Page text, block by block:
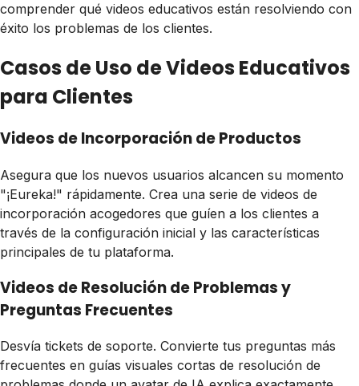
comprender qué videos educativos están resolviendo con
éxito los problemas de los clientes.
Casos de Uso de Videos Educativos
para Clientes
Videos de Incorporación de Productos
Asegura que los nuevos usuarios alcancen su momento
"¡Eureka!" rápidamente. Crea una serie de videos de
incorporación acogedores que guíen a los clientes a
través de la configuración inicial y las características
principales de tu plataforma.
Videos de Resolución de Problemas y
Preguntas Frecuentes
Desvía tickets de soporte. Convierte tus preguntas más
frecuentes en guías visuales cortas de resolución de